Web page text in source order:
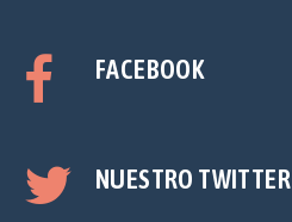
FACEBOOK
NUESTRO TWITTER